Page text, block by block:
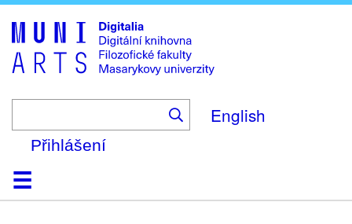
to
main
content
English
Přihlášení
DomůKolekce
Prohlížení
Vyhledávání
O platformě
Nápověda
KontaktDigitalia